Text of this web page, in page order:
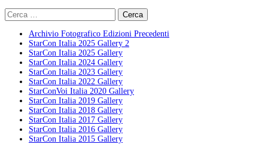
Ricerca
per:
Archivio Fotografico Edizioni Precedenti
StarCon Italia 2025 Gallery 2
StarCon Italia 2025 Gallery
StarCon Italia 2024 Gallery
StarCon Italia 2023 Gallery
StarCon Italia 2022 Gallery
StarConVoi Italia 2020 Gallery
StarCon Italia 2019 Gallery
StarCon Italia 2018 Gallery
StarCon Italia 2017 Gallery
StarCon Italia 2016 Gallery
StarCon Italia 2015 Gallery